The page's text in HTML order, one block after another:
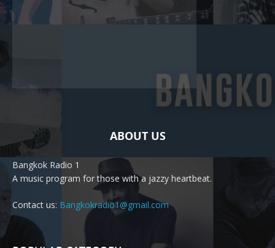
ABOUT US
Bangkok Radio 1
A music program for those with a jazzy heartbeat.
Contact us: Bangkokradio1@gmail.com